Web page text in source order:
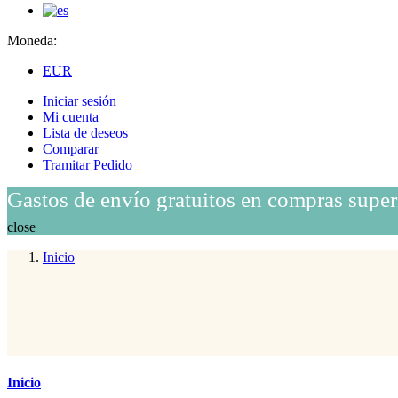
Moneda:
EUR
Iniciar sesión
Mi cuenta
Lista de deseos
Comparar
Tramitar Pedido
Gastos de envío gratuitos en compras
close
Inicio
Inicio